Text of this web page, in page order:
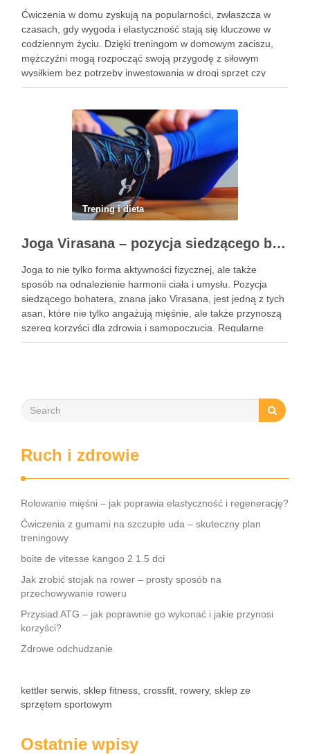
Ćwiczenia w domu zyskują na popularności, zwłaszcza w
czasach, gdy wygoda i elastyczność stają się kluczowe w
codziennym życiu. Dzięki treningom w domowym zaciszu,
mężczyźni mogą rozpocząć swoją przygodę z siłowym
wysiłkiem bez potrzeby inwestowania w drogi sprzęt czy
dojazdy do siłowni. Regularne ćwiczenia, które można
Trening i dieta
Joga Virasana – pozycja siedzącego bohatera i jej korzyści
Joga to nie tylko forma aktywności fizycznej, ale także
sposób na odnalezienie harmonii ciała i umysłu. Pozycja
siedzącego bohatera, znana jako Virasana, jest jedną z tych
asan, które nie tylko angażują mięśnie, ale także przynoszą
szereg korzyści dla zdrowia i samopoczucia. Regularne
praktykowanie tej pozycji może poprawić elastyczność
Ruch i zdrowie
Rolowanie mięśni – jak poprawia elastyczność i regenerację?
Ćwiczenia z gumami na szczupłe uda – skuteczny plan
treningowy
boite de vitesse kangoo 2 1.5 dci
Jak zrobić stojak na rower – prosty sposób na
przechowywanie roweru
Przysiad ATG – jak poprawnie go wykonać i jakie przynosi
korzyści?
Zdrowe odchudzanie
kettler serwis, sklep fitness, crossfit, rowery, sklep ze
sprzętem sportowym
Ostatnie wpisy